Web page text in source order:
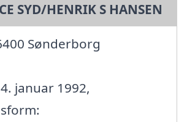
SYD/HENRIK S HANSEN
Sønderborg
januar 1992,